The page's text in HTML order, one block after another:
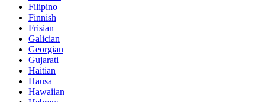
Filipino
Finnish
Frisian
Galician
Georgian
Gujarati
Haitian
Hausa
Hawaiian